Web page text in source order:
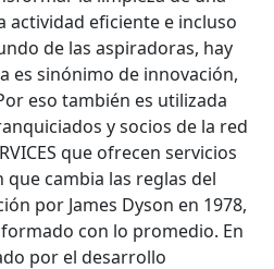
actividad eficiente e incluso
de las aspiradoras, hay
es sinónimo de innovación,
eso también es utilizada
y socios de la red
que ofrecen servicios
cambia las reglas del
por James Dyson en 1978,
con lo promedio. En
por el desarrollo